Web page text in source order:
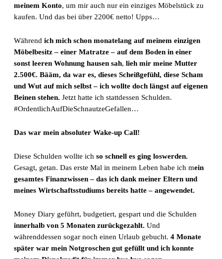
meinem Konto, um mir auch nur ein einziges Möbelstück zu
kaufen. Und das bei über 2200€ netto! Upps…
Während ich mich schon monatelang auf meinem einzigen
Möbelbesitz – einer Matratze – auf dem Boden in einer
sonst leeren Wohnung hausen sah, lieh mir meine Mutter
2.500€. Bääm, da war es, dieses Scheißgefühl, diese Scham
und Wut auf mich selbst – ich wollte doch längst auf eigenen
Beinen stehen. Jetzt hatte ich stattdessen Schulden.
#OrdentlichAufDieSchnautzeGefallen…
Das war mein absoluter Wake-up Call!
Diese Schulden wollte ich so schnell es ging loswerden.
Gesagt, getan. Das erste Mal in meinem Leben habe ich mein
gesamtes Finanzwissen – das ich dank meiner Eltern und
meines Wirtschaftsstudiums bereits hatte – angewendet.
Money Diary geführt, budgetiert, gespart und die Schulden
innerhalb von 5 Monaten zurückgezahlt. Und
währenddessen sogar noch einen Urlaub gebucht. 4 Monate
später war mein Notgroschen gut gefüllt und ich konnte